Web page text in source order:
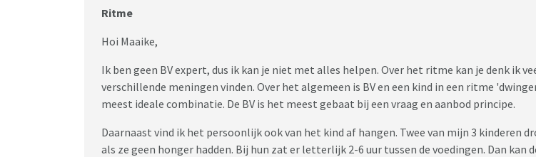
Ritme
Hoi Maaike,
Ik ben geen BV expert, dus ik kan je niet met alles helpen. Over het ritme kan je denk ik
verschillende meningen vinden. Over het algemeen is BV en een kind in een ritme
meest ideale combinatie. De BV is het meest gebaat bij een vraag en aanbod principe.
Daarnaast vind ik het persoonlijk ook van het kind af hangen. Twee van mijn 3 kinderen
als ze geen honger hadden. Bij hun zat er letterlijk 2-6 uur tussen de voedingen. Dan kan